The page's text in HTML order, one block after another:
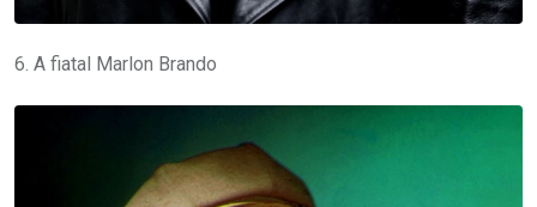
6. A fiatal Marlon Brando